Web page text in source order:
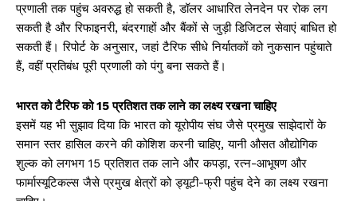
प्रणाली तक पहुंच अवरुद्ध हो सकती है, डॉलर आधारित लेनदेन पर रोक लग
सकती है और रिफाइनरी, बंदरगाहों और बैंकों से जुड़ी डिजिटल सेवाएं बाधित हो
सकती हैं। रिपोर्ट के अनुसार, जहां टैरिफ सीधे निर्यातकों को नुकसान पहुंचाते
हैं, वहीं प्रतिबंध पूरी प्रणाली को पंगु बना सकते हैं।
भारत को टैरिफ को 15 प्रतिशत तक लाने का लक्ष्य रखना चाहिए
इसमें यह भी सुझाव दिया कि भारत को यूरोपीय संघ जैसे प्रमुख साझेदारों के
समान स्तर हासिल करने की कोशिश करनी चाहिए, यानी औसत औद्योगिक
शुल्क को लगभग 15 प्रतिशत तक लाने और कपड़ा, रत्न-आभूषण और
फार्मास्यूटिकल्स जैसे प्रमुख क्षेत्रों को ड्यूटी-फ्री पहुंच देने का लक्ष्य रखना